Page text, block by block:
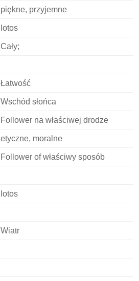
piękne, przyjemne
lotos
Cały;
Łatwość
Wschód słońca
Follower na właściwej drodze
etyczne, moralne
Follower of właściwy sposób
lotos
Wiatr